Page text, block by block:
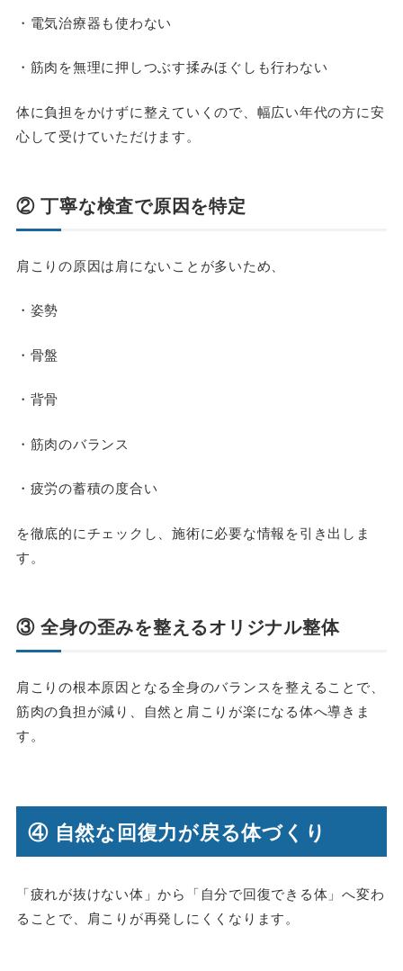
・電気治療器も使わない
・筋肉を無理に押しつぶす揉みほぐしも行わない
体に負担をかけずに整えていくので、幅広い年代の方に安
心して受けていただけます。
② 丁寧な検査で原因を特定
肩こりの原因は肩にないことが多いため、
・姿勢
・骨盤
・背骨
・筋肉のバランス
・疲労の蓄積の度合い
を徹底的にチェックし、施術に必要な情報を引き出しま
す。
③ 全身の歪みを整えるオリジナル整体
肩こりの根本原因となる全身のバランスを整えることで、
筋肉の負担が減り、自然と肩こりが楽になる体へ導きま
す。
④ 自然な回復力が戻る体づくり
「疲れが抜けない体」から「自分で回復できる体」へ変わ
ることで、肩こりが再発しにくくなります。